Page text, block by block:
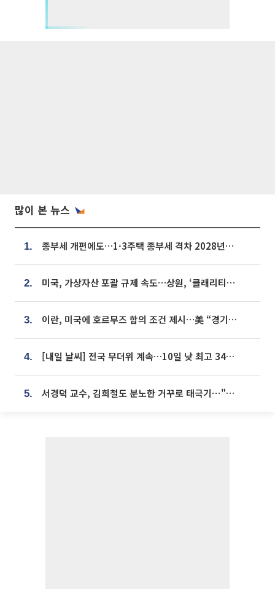
많이 본 뉴스
1. 종부세 개편에도…1·3주택 종부세 격차 2028년부터 확대
2. 미국, 가상자산 포괄 규제 속도…상원, ‘클래리티법’ 9월 절차투표 추진
3. 이란, 미국에 호르무즈 합의 조건 제시…美 “경기 아직 안 끝나” [종합]
4. [내일 날씨] 전국 무더위 계속…10일 낮 최고 34도 육박
5. 서경덕 교수, 김희철도 분노한 거꾸로 태극기⋯"엉터리는 아냐, 아쉬울 뿐"